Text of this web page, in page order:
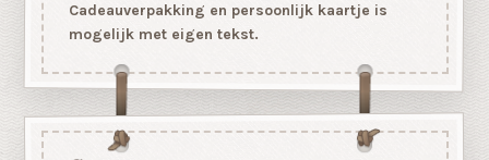
Cadeauverpakking en persoonlijk kaartje is
mogelijk met eigen tekst.